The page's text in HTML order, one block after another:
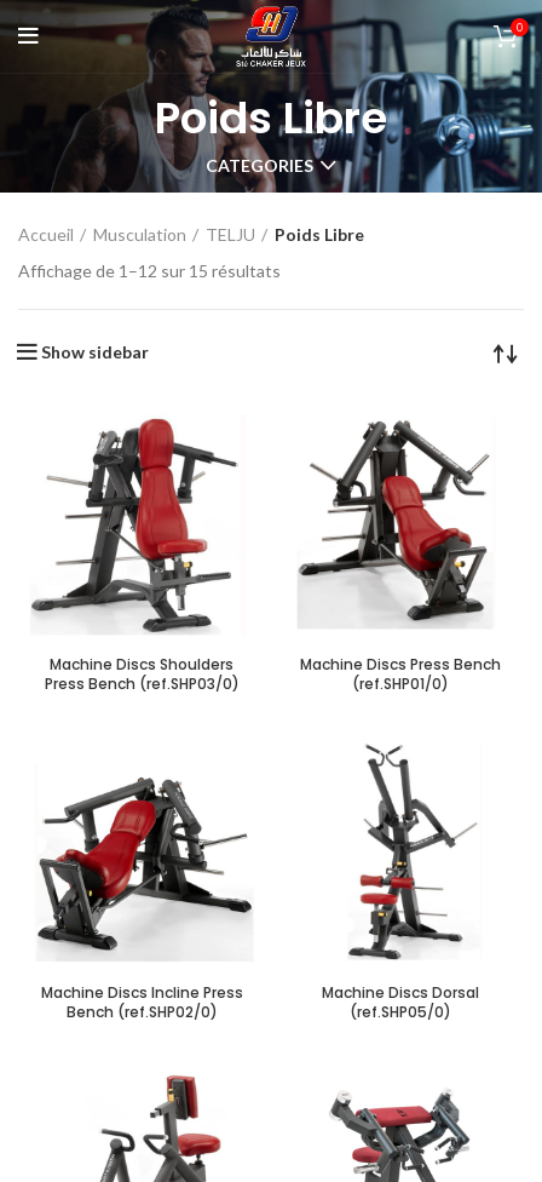
0
Poids Libre
CATEGORIES
Accueil Musculation TELJU
Poids Libre
Affichage de 1–12 sur 15 résultats
Show sidebar
Machine Discs Shoulders
Press Bench (ref.SHP03/0)
Machine Discs Press Bench
(ref.SHP01/0)
Machine Discs Incline Press
Bench (ref.SHP02/0)
Machine Discs Dorsal
(ref.SHP05/0)